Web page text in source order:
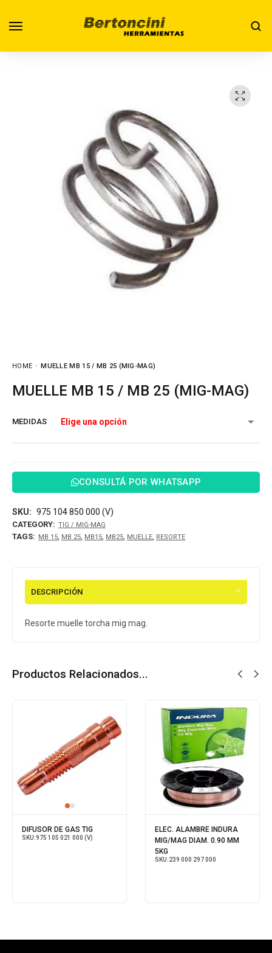
HOME MUELLE MB 15 / MB 25 (MIG-MAG)
MUELLE MB 15 / MB 25 (MIG-MAG)
MEDIDAS
CONSULTÁ POR WHATSAPP
SKU: 975 104 850 000 (V)
CATEGORY: TIG / MIG-MAG
TAGS: MB 15, MB 25, MB15, MB25, MUELLE, RESORTE
DESCRIPCIÓN
Resorte muelle torcha mig mag.
Productos Relacionados...
DIFUSOR DE GAS TIG
SKU:975 105 021 000 (V)
ELEC. ALAMBRE INDURA
MIG/MAG DIAM. 0.90 MM
5KG
SKU:239 000 297 000